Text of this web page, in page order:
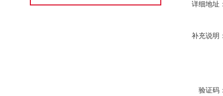
详细地址
补充说明
验证码